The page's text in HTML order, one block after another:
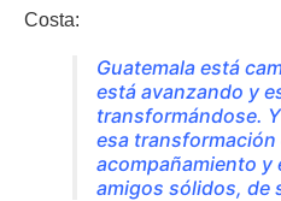
Costa:
Guatemala está
está avanzando y
transformándose.
esa
acompañamiento y
amigos sólidos, de